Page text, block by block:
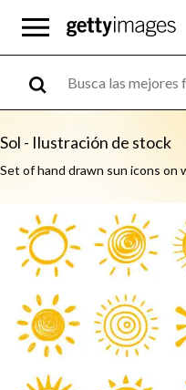
Sol - Ilustración de stock
Set of hand drawn sun icons on